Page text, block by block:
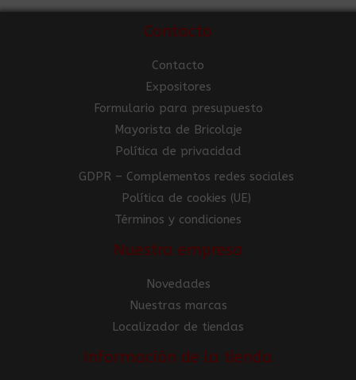
Contacto
Contacto
Expositores
Formulario para presupuesto
Mayorista de Bricolaje
Política de privacidad
GDPR – Complementos redes sociales
Política de cookies (UE)
Términos y condiciones
Nuestra empresa
Novedades
Nuestras marcas
Localizador de tiendas
Información de la tienda